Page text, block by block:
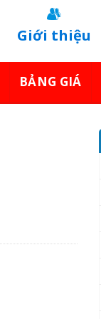
Giới thiệu
BẢNG GIÁ